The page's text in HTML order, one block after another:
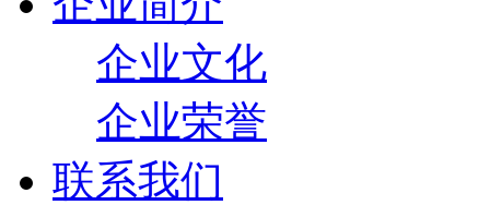
企业文化
企业荣誉
联系我们